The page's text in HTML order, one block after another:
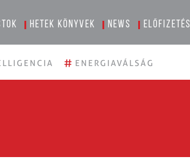
Hetek könyvek News Előfizetés
# ENERGIAVÁLSÁG